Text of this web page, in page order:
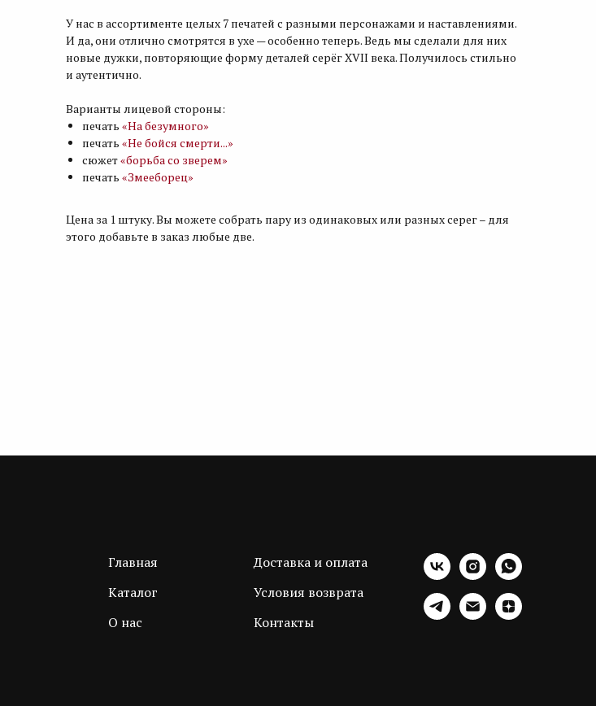
У нас в ассортименте целых 7 печатей с разными персонажами и наставлениями.
И да, они отлично смотрятся в ухе — особенно теперь. Ведь мы сделали для них
новые дужки, повторяющие форму деталей серёг XVII века. Получилось стильно
и аутентично.
Варианты лицевой стороны:
печать «На безумного»
печать «Не бойся смерти...»
сюжет«борьба со зверем»
печать «Змееборец»
Цена за 1 штуку. Вы можете собрать пару из одинаковых или разных серег – для
этого добавьте в заказ любые две.
Главная
Каталог
О нас
Доставка и оплата
Условия возврата
Контакты